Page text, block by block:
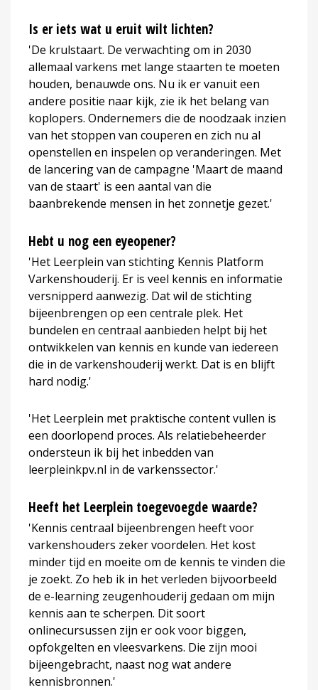
Is er iets wat u eruit wilt lichten?
'De krulstaart. De verwachting om in 2030
allemaal varkens met lange staarten te moeten
houden, benauwde ons. Nu ik er vanuit een
andere positie naar kijk, zie ik het belang van
koplopers. Ondernemers die de noodzaak inzien
van het stoppen van couperen en zich nu al
openstellen en inspelen op veranderingen. Met
de lancering van de campagne 'Maart de maand
van de staart' is een aantal van die
baanbrekende mensen in het zonnetje gezet.'
Hebt u nog een eyeopener?
'Het Leerplein van stichting Kennis Platform
Varkenshouderij. Er is veel kennis en informatie
versnipperd aanwezig. Dat wil de stichting
bijeenbrengen op een centrale plek. Het
bundelen en centraal aanbieden helpt bij het
ontwikkelen van kennis en kunde van iedereen
die in de varkenshouderij werkt. Dat is en blijft
hard nodig.'
'Het Leerplein met praktische content vullen is
een doorlopend proces. Als relatiebeheerder
ondersteun ik bij het inbedden van
leerpleinkpv.nl in de varkenssector.'
Heeft het Leerplein toegevoegde waarde?
'Kennis centraal bijeenbrengen heeft voor
varkenshouders zeker voordelen. Het kost
minder tijd en moeite om de kennis te vinden die
je zoekt. Zo heb ik in het verleden bijvoorbeeld
de e-learning zeugenhouderij gedaan om mijn
kennis aan te scherpen. Dit soort
onlinecursussen zijn er ook voor biggen,
opfokgelten en vleesvarkens. Die zijn mooi
bijeengebracht, naast nog wat andere
kennisbronnen.'